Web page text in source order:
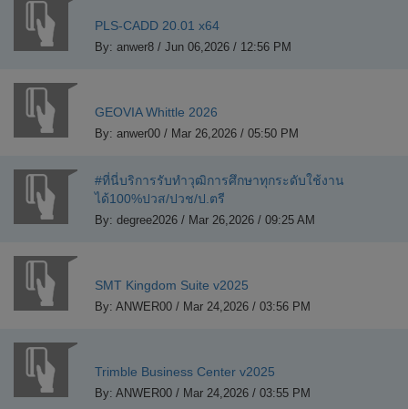
PLS-CADD 20.01 x64
By: anwer8 / Jun 06,2026 / 12:56 PM
GEOVIA Whittle 2026
By: anwer00 / Mar 26,2026 / 05:50 PM
#ที่นี่บริการรับทำวุฒิการศึกษาทุกระดับใช้งาน
ได้100%ปวส/ปวช/ป.ตรี
By: degree2026 / Mar 26,2026 / 09:25 AM
SMT Kingdom Suite v2025
By: ANWER00 / Mar 24,2026 / 03:56 PM
Trimble Business Center v2025
By: ANWER00 / Mar 24,2026 / 03:55 PM